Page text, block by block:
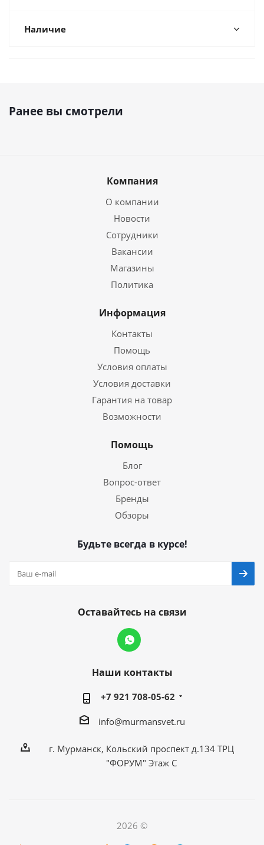
Наличие
Ранее вы смотрели
Компания
О компании
Новости
Сотрудники
Вакансии
Магазины
Политика
Информация
Контакты
Помощь
Условия оплаты
Условия доставки
Гарантия на товар
Возможности
Помощь
Блог
Вопрос-ответ
Бренды
Обзоры
Будьте всегда в курсе!
Оставайтесь на связи
Наши контакты
+7 921 708-05-62
info@murmansvet.ru
г. Мурманск, Кольский проспект д.134 ТРЦ
"ФОРУМ" Этаж С
2026 ©